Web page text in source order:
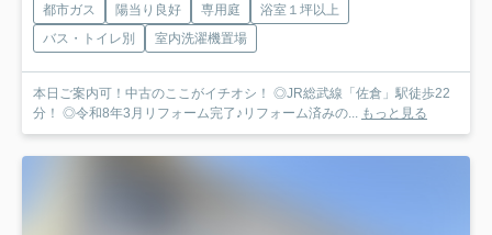
都市ガス 陽当り良好 専用庭
浴室１坪以上
バス・トイレ別
室内洗濯機置場
本日ご案内可！中古のここがイチオシ！ ◎JR総武線「佐倉」駅徒歩22
分！ ◎令和8年3月リフォーム完了♪リフォーム済みの... もっと見る